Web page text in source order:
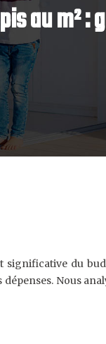
au m²
du
Nous